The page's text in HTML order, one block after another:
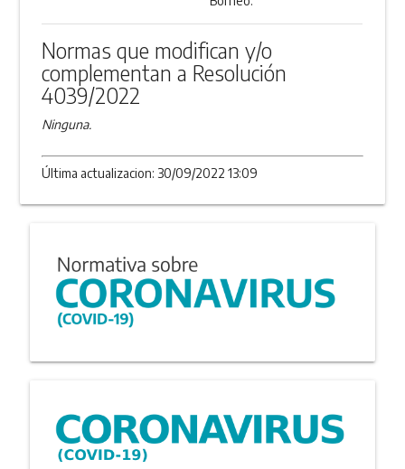
Normas que modifican y/o
complementan a Resolución
4039/2022
Ninguna.
Última actualizacion: 30/09/2022 13:09